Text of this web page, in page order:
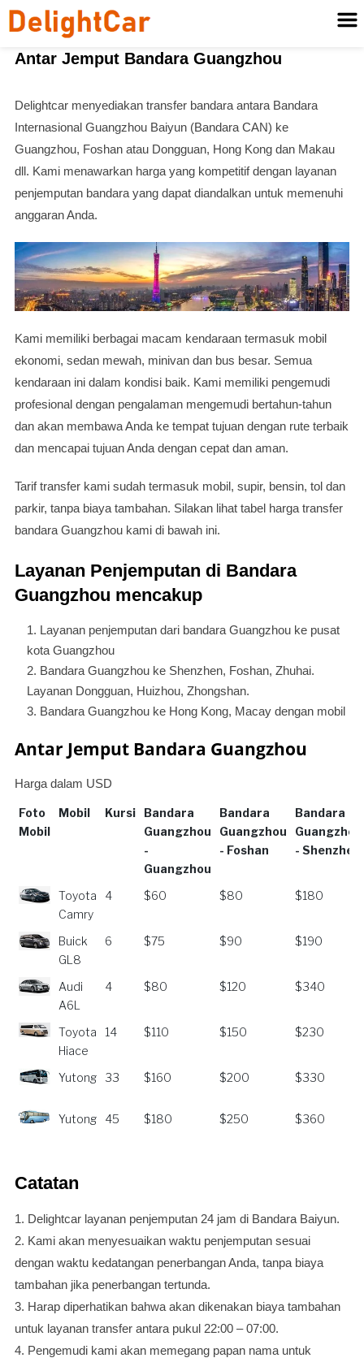
Antar Jemput Bandara Guangzhou
Delightcar menyediakan transfer bandara antara Bandara
Internasional Guangzhou Baiyun (Bandara CAN) ke
Guangzhou, Foshan atau Dongguan, Hong Kong dan Makau
dll. Kami menawarkan harga yang kompetitif dengan layanan
penjemputan bandara yang dapat diandalkan untuk memenuhi
anggaran Anda.
Kami memiliki berbagai macam kendaraan termasuk mobil
ekonomi, sedan mewah, minivan dan bus besar. Semua
kendaraan ini dalam kondisi baik. Kami memiliki pengemudi
profesional dengan pengalaman mengemudi bertahun-tahun
dan akan membawa Anda ke tempat tujuan dengan rute terbaik
dan mencapai tujuan Anda dengan cepat dan aman.
Tarif transfer kami sudah termasuk mobil, supir, bensin, tol dan
parkir, tanpa biaya tambahan. Silakan lihat tabel harga transfer
bandara Guangzhou kami di bawah ini.
Layanan Penjemputan di Bandara
Guangzhou mencakup
Layanan penjemputan dari bandara Guangzhou ke pusat
kota Guangzhou
Bandara Guangzhou ke Shenzhen, Foshan, Zhuhai.
Layanan Dongguan, Huizhou, Zhongshan.
Bandara Guangzhou ke Hong Kong, Macay dengan mobil
Antar Jemput Bandara Guangzhou
Harga dalam USD
Foto
Mobil
Mobil Kursi
Bandara
Guangzhou
-
Guangzhou
Bandara
Guangzhou
- Foshan
Bandara
Guangzhou
- Shenzhen
Foto
Mobil Kursi
Bandara
Guangzhou
Bandara
Bandara
Toyota
Camry
4 $60 $80 $180
Buick
GL8
6 $75 $90 $190
Audi
A6L
4 $80 $120 $340
Toyota
Hiace
14 $110 $150 $230
Yutong 33 $160 $200 $330
Yutong 45 $180 $250 $360
Catatan
1. Delightcar layanan penjemputan 24 jam di Bandara Baiyun.
2. Kami akan menyesuaikan waktu penjemputan sesuai
dengan waktu kedatangan penerbangan Anda, tanpa biaya
tambahan jika penerbangan tertunda.
3. Harap diperhatikan bahwa akan dikenakan biaya tambahan
untuk layanan transfer antara pukul 22:00 – 07:00.
4. Pengemudi kami akan memegang papan nama untuk